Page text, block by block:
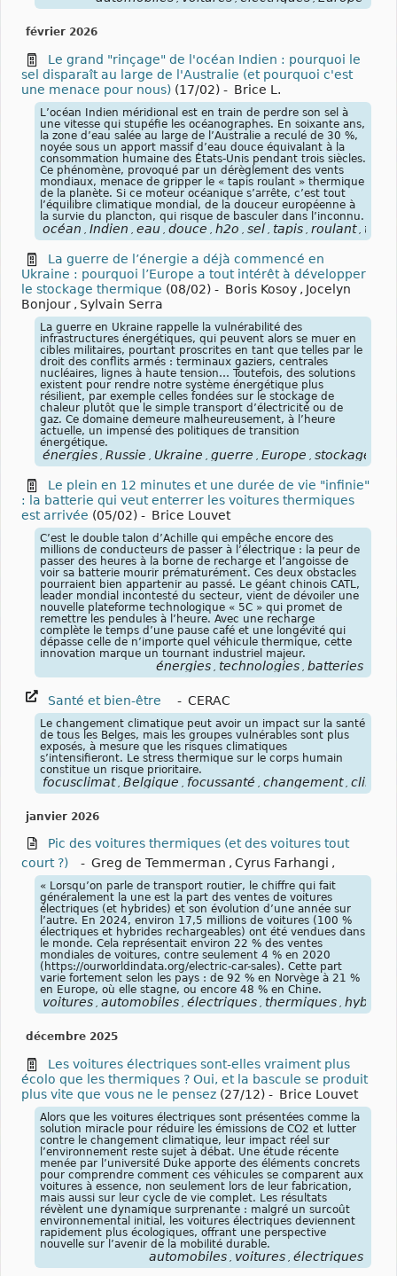
février 2026
Le grand "rinçage" de l'océan Indien : pourquoi le
sel disparaît au large de l'Australie (et pourquoi c'est
une menace pour nous) (17/02) - Brice L.
L’océan Indien méridional est en train de perdre son sel à
une vitesse qui stupéfie les océanographes. En soixante ans,
la zone d’eau salée au large de l’Australie a reculé de 30 %,
noyée sous un apport massif d’eau douce équivalant à la
consommation humaine des États-Unis pendant trois siècles.
Ce phénomène, provoqué par un dérèglement des vents
mondiaux, menace de gripper le « tapis roulant » thermique
de la planète. Si ce moteur océanique s’arrête, c’est tout
l’équilibre climatique mondial, de la douceur européenne à
la survie du plancton, qui risque de basculer dans l’inconnu.
océan Indien eau douce h2o sel tapis roulant
La guerre de l’énergie a déjà commencé en
Ukraine : pourquoi l’Europe a tout intérêt à développer
le stockage thermique (08/02) - Boris Kosoy , Jocelyn
Bonjour , Sylvain Serra
La guerre en Ukraine rappelle la vulnérabilité des
infrastructures énergétiques, qui peuvent alors se muer en
cibles militaires, pourtant proscrites en tant que telles par le
droit des conflits armés : terminaux gaziers, centrales
nucléaires, lignes à haute tension… Toutefois, des solutions
existent pour rendre notre système énergétique plus
résilient, par exemple celles fondées sur le stockage de
chaleur plutôt que le simple transport d’électricité ou de
gaz. Ce domaine demeure malheureusement, à l’heure
actuelle, un impensé des politiques de transition
énergétique.
énergies Russie Ukraine guerre Europe stockage
Le plein en 12 minutes et une durée de vie "infinie"
: la batterie qui veut enterrer les voitures thermiques
est arrivée (05/02) - Brice Louvet
C’est le double talon d’Achille qui empêche encore des
millions de conducteurs de passer à l’électrique : la peur de
passer des heures à la borne de recharge et l’angoisse de
voir sa batterie mourir prématurément. Ces deux obstacles
pourraient bien appartenir au passé. Le géant chinois CATL,
leader mondial incontesté du secteur, vient de dévoiler une
nouvelle plateforme technologique « 5C » qui promet de
remettre les pendules à l’heure. Avec une recharge
complète le temps d’une pause café et une longévité qui
dépasse celle de n’importe quel véhicule thermique, cette
innovation marque un tournant industriel majeur.
énergies technologies batteries
Santé et bien-être - CERAC
Le changement climatique peut avoir un impact sur la santé
de tous les Belges, mais les groupes vulnérables sont plus
exposés, à mesure que les risques climatiques
s’intensifieront. Le stress thermique sur le corps humain
constitue un risque prioritaire.
focusclimat Belgique focussanté changement
janvier 2026
Pic des voitures thermiques (et des voitures tout
court ?)
- Greg de Temmerman , Cyrus Farhangi ,
« Lorsqu’on parle de transport routier, le chiffre qui fait
généralement la une est la part des ventes de voitures
électriques (et hybrides) et son évolution d’une année sur
l’autre. En 2024, environ 17,5 millions de voitures (100 %
électriques et hybrides rechargeables) ont été vendues dans
le monde. Cela représentait environ 22 % des ventes
mondiales de voitures, contre seulement 4 % en 2020
(https://ourworldindata.org/electric-car-sales). Cette part
varie fortement selon les pays : de 92 % en Norvège à 21 %
en Europe, où elle stagne, ou encore 48 % en Chine.
voitures automobiles électriques thermiques
décembre 2025
Les voitures électriques sont-elles vraiment plus
écolo que les thermiques ? Oui, et la bascule se produit
plus vite que vous ne le pensez (27/12) - Brice Louvet
Alors que les voitures électriques sont présentées comme la
solution miracle pour réduire les émissions de CO2 et lutter
contre le changement climatique, leur impact réel sur
l’environnement reste sujet à débat. Une étude récente
menée par l’université Duke apporte des éléments concrets
pour comprendre comment ces véhicules se comparent aux
voitures à essence, non seulement lors de leur fabrication,
mais aussi sur leur cycle de vie complet. Les résultats
révèlent une dynamique surprenante : malgré un surcoût
environnemental initial, les voitures électriques deviennent
rapidement plus écologiques, offrant une perspective
nouvelle sur l’avenir de la mobilité durable.
automobiles voitures électriques